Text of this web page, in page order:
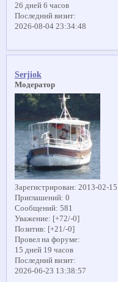
26 дней 6 часов
Последний визит:
2026-08-04 23:34:48
Serjiok
Модератор
Зарегистрирован: 2013-02-15
Приглашений: 0
Сообщений: 581
Уважение: [+72/-0]
Позитив: [+21/-0]
Провел на форуме:
15 дней 19 часов
Последний визит:
2026-06-23 13:38:57